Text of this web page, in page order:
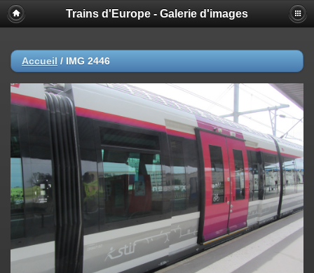
Trains d'Europe - Galerie d'images
Accueil / IMG 2446